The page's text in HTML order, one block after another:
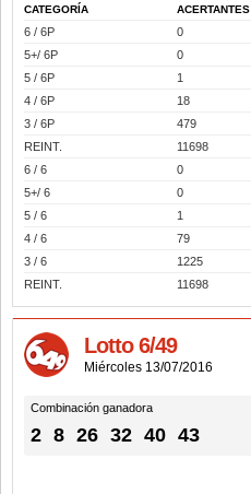
CATEGORÍA ACERTANTES
6 / 6P 0
5+/ 6P
0
5 / 6P
1
4 / 6P
18
3 / 6P
479
REINT.
11698
6 / 6
0
5+/ 6
0
5 / 6
1
4 / 6
79
3 / 6
1225
REINT.
11698
Lotto 6/49
Miércoles 13/07/2016
Combinación ganadora
2 8 26 32 40 43